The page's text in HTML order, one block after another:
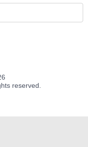
reserved.